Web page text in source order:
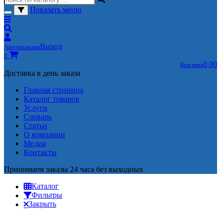
Показать меню
АвторизацияВыход
0
Корзина0,00
Доставка в день заказа
Главная страница
Каталог товаров
Услуги
Словарь
Статьи
О компании
Медиа
Контакты
Принимаем заказы 24 часа без выходных
Каталог
Фильтры
Закрыть